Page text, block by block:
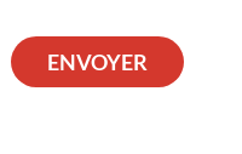
ENVOYER